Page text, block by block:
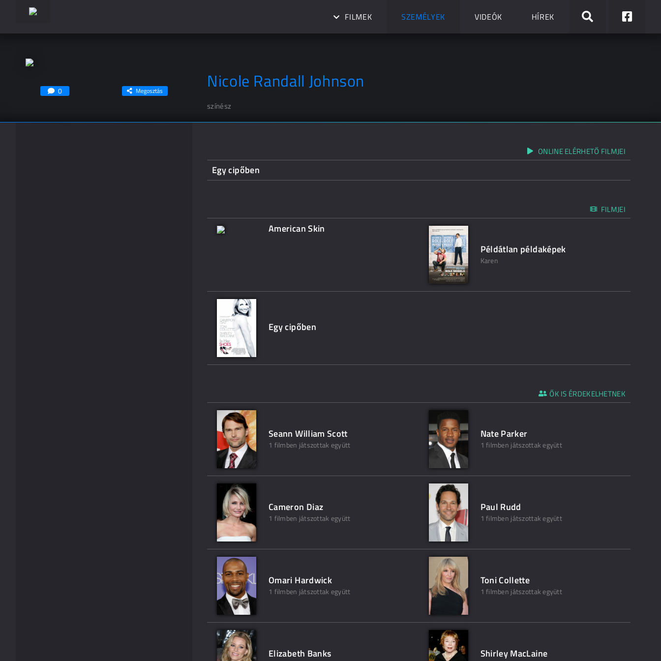
FILMEK SZEMÉLYEK VIDEÓK HÍREK
Nicole Randall Johnson
színész
0 Megosztás
ONLINE ELÉRHETŐ FILMJEI
Egy cipőben
FILMJEI
American Skin
Példátlan példaképek
Karen
Egy cipőben
ŐK IS ÉRDEKELHETNEK
Seann William Scott
1 filmben játszottak együtt
Nate Parker
1 filmben játszottak együtt
Cameron Diaz
1 filmben játszottak együtt
Paul Rudd
1 filmben játszottak együtt
Omari Hardwick
1 filmben játszottak együtt
Toni Collette
1 filmben játszottak együtt
Elizabeth Banks Shirley MacLaine